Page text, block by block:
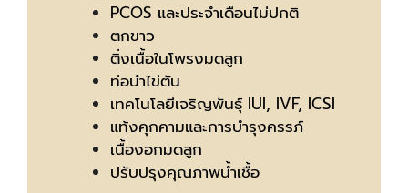
PCOS และประจำเดือนไม่ปกติ
ตกขาว
ติ่งเนื้อในโพรงมดลูก
ท่อนำไข่ตัน
เทคโนโลยีเจริญพันธุ์ IUI, IVF, ICSI
แท้งคุกคามและการบำรุงครรภ์
เนื้องอกมดลูก
ปรับปรุงคุณภาพน้ำเชื้อ